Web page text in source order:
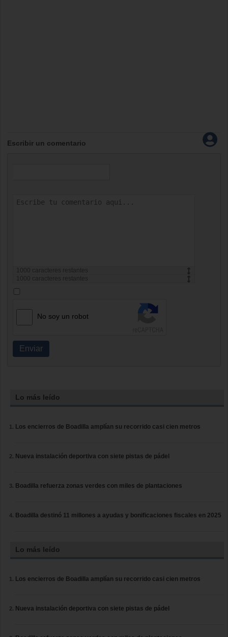
Escribir un comentario
caracteres restantes
caracteres restantes
No soy un robot
Enviar
Lo más leído
Los encierros de Boadilla amplían su recorrido casi cien metros
Nueva instalación deportiva con siete pistas de pádel
Boadilla refuerza zonas verdes con miles de plantaciones
Boadilla destinó 11 millones a ayudas y bonificaciones fiscales en 2025
Lo más leído
Los encierros de Boadilla amplían su recorrido casi cien metros
Nueva instalación deportiva con siete pistas de pádel